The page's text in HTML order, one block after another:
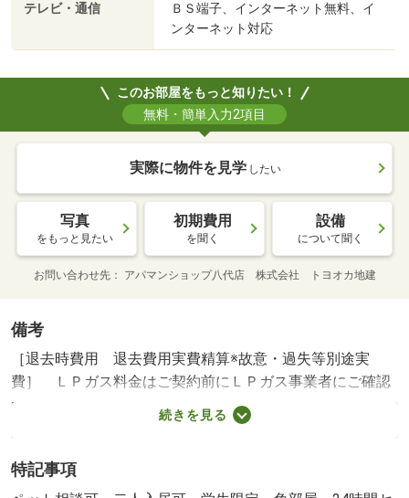
テレビ・通信
ＢＳ端子、インターネット無料、イ
ンターネット対応
このお部屋をもっと知りたい！
無料・簡単入力2項目
実際に物件を見学 したい
写真
をもっと見たい
初期費用
を聞く
設備
について聞く
お問い合わせ先 アパマンショップ八代店 株式会社 トヨオカ地建
備考
［退去時費用 退去費用実費精算※故意・過失等別途実
費］ ＬＰガス料金はご契約前にＬＰガス事業者にご確認
いただけます。 本物件はＺＥＨ－Ｍ物件です。詳細はＺ
ＥＨ－Ｍ情報をご確認ください。ルームクリーニング料金
００９２４３１０・賃貸保証等：加入要（機関保証加入必
続きを見る
特記事項